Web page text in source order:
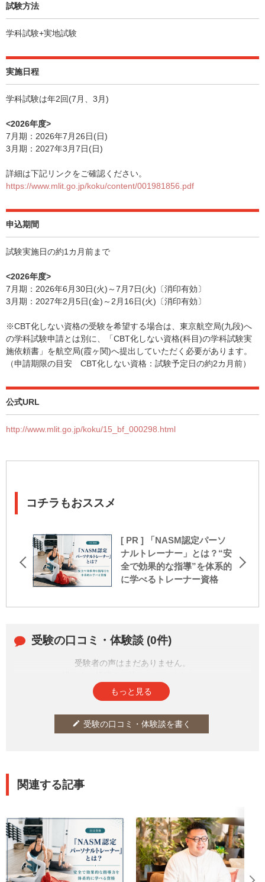
試験方法
学科試験+実地試験
実施日程
学科試験は年2回(7月、3月)
<2026年度>
7月期：2026年7月26日(日)
3月期：2027年3月7日(日)
詳細は下記リンクをご確認ください。
https://www.mlit.go.jp/koku/content/001981856.pdf
申込期間
試験実施日の約1カ月前まで
<2026年度>
7月期：2026年6月30日(火)～7月7日(火)〔消印有効〕
3月期：2027年2月5日(金)～2月16日(火)〔消印有効〕
※CBT化しない資格の受験を希望する場合は、東京航空局(九段)へ
の学科試験申請とは別に、「CBT化しない資格(科目)の学科試験実
施依頼書」を航空局(霞ヶ関)へ提出していただく必要があります。
（申請期限の目安 CBT化しない資格：試験予定日の約2カ月前）
公式URL
http://www.mlit.go.jp/koku/15_bf_000298.html
コチラもおススメ
[ PR ] 「NASM認定パーソ
ナルトレーナー」とは？“安
全で効果的な指導”を体系的
に学べるトレーナー資格
受験の口コミ・体験談 (0件)
受験者の声はまだありません。
もっと見る
edit 受験の口コミ・体験談を書く
関連する記事